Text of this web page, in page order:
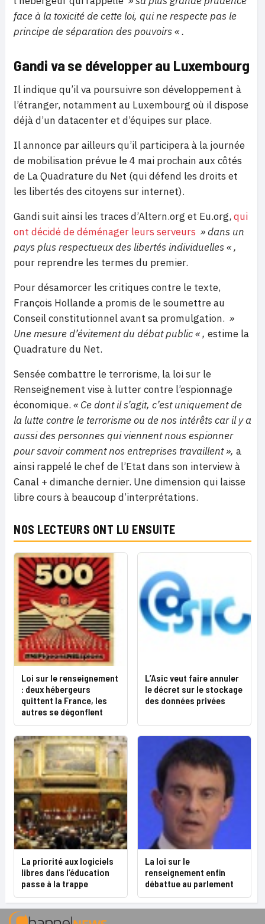
face à la toxicité de cette loi, qui ne respecte pas le
principe de séparation des pouvoirs « .
Gandi va se développer au Luxembourg
Il indique qu’il va poursuivre son développement à
l’étranger, notamment au Luxembourg où il dispose
déjà d’un datacenter et d’équipes sur place.
Il annonce par ailleurs qu’il participera à la journée
de mobilisation prévue le 4 mai prochain aux côtés
de La Quadrature du Net (qui défend les droits et
les libertés des citoyens sur internet).
Gandi suit ainsi les traces d’Altern.org et Eu.org, qui
ont décidé de déménager leurs serveurs » dans un
pays plus respectueux des libertés individuelles « ,
pour reprendre les termes du premier.
Pour désamorcer les critiques contre le texte,
François Hollande a promis de le soumettre au
Conseil constitutionnel avant sa promulgation. »
Une mesure d’évitement du débat public « , estime la
Quadrature du Net.
Sensée combattre le terrorisme, la loi sur le
Renseignement vise à lutter contre l’espionnage
économique. « Ce dont il s’agit, c’est uniquement de
la lutte contre le terrorisme ou de nos intérêts car il y a
aussi des personnes qui viennent nous espionner
pour savoir comment nos entreprises travaillent », a
ainsi rappelé le chef de l’Etat dans son interview à
Canal + dimanche dernier. Une dimension qui laisse
libre cours à beaucoup d’interprétations.
NOS LECTEURS ONT LU ENSUITE
Loi sur le renseignement
: deux hébergeurs
quittent la France, les
autres se dégonflent
L’Asic veut faire annuler
le décret sur le stockage
des données privées
La priorité aux logiciels
libres dans l’éducation
passe à la trappe
La loi sur le
renseignement enfin
débattue au parlement